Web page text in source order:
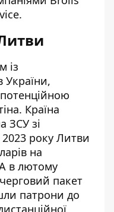
із
України,
Країна
ЗСУ зі
року Литви
на
в лютому
пакет
патрони до